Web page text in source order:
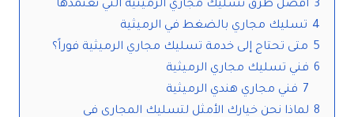
3 أفضل طرق تسليك مجاري الرميثية التي نعتمدها
4 تسليك مجاري بالضغط في الرميثية
5 متى تحتاج إلى خدمة تسليك مجاري الرميثية فوراً؟
6 فني تسليك مجاري الرميثية
7 فني مجاري هندي الرميثية
8 لماذا نحن خيارك الأمثل لتسليك المجاري في